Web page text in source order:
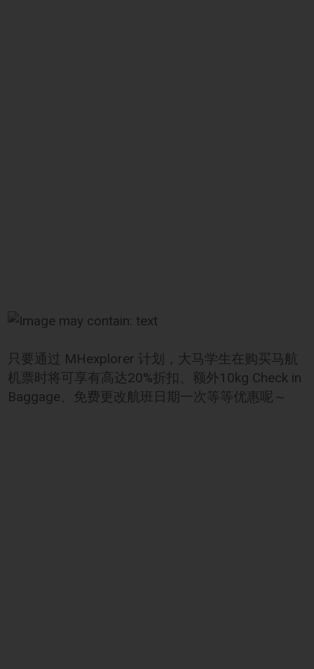
只要通过 MHexplorer 计划，大马学生在购买马航
机票时将可享有高达20%折扣、额外10kg Check in
Baggage、免费更改航班日期一次等等优惠呢～